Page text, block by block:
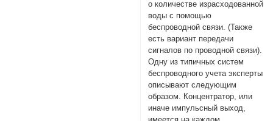
о количестве израсходованной
воды с помощью
беспроводной связи. (Также
есть вариант передачи
сигналов по проводной связи).
Одну из типичных систем
беспроводного учета эксперты
описывают следующим
образом. Концентратор, или
иначе импульсный выход,